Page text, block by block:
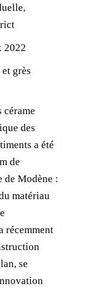
2022
et grès
cérame
des
a été
de
de Modène :
matériau
récemment
se